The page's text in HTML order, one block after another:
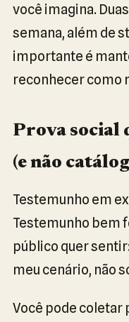
você imagina.
semana, além de
importante é
reconhecer como
Prova social
(e não
Testemunho em
Testemunho bem
público quer
meu cenário, não
Você pode coletar